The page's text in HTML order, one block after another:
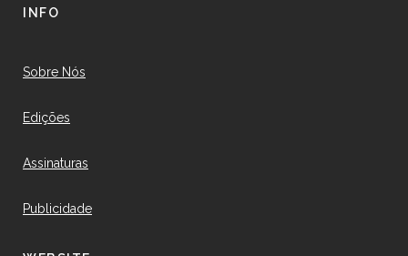
INFO
Sobre Nós
Edições
Assinaturas
Publicidade